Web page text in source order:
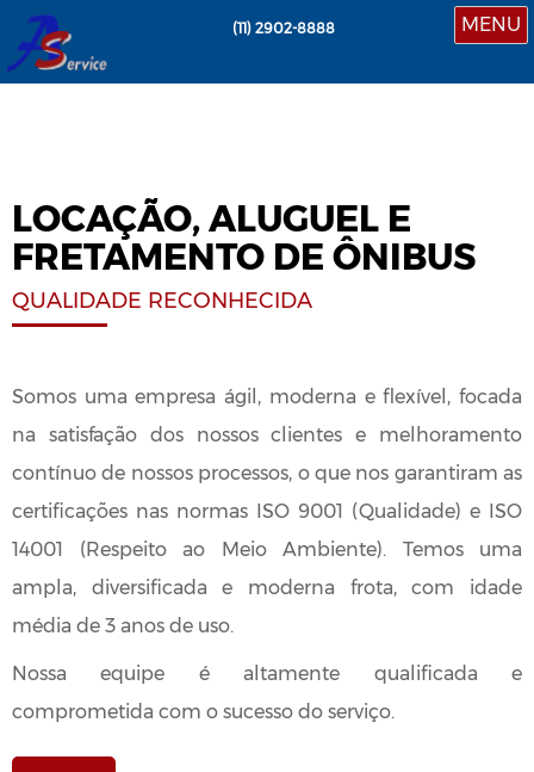
MENU
(11) 2902-8888
LOCAÇÃO, ALUGUEL E
FRETAMENTO DE ÔNIBUS
QUALIDADE RECONHECIDA
Somos uma empresa ágil, moderna e flexível, focada
na satisfação dos nossos clientes e melhoramento
contínuo de nossos processos, o que nos garantiram as
certificações nas normas ISO 9001 (Qualidade) e ISO
14001 (Respeito ao Meio Ambiente). Temos uma
ampla, diversificada e moderna frota, com idade
média de 3 anos de uso.
Nossa equipe é altamente qualificada e
comprometida com o sucesso do serviço.